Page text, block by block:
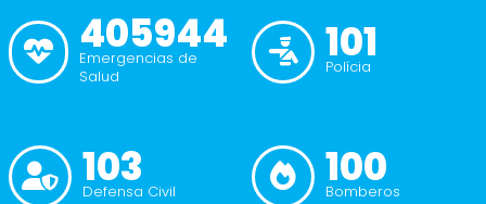
405944
Emergencias de
Salud
101
Polícia
103
Defensa Civil 100
Bomberos